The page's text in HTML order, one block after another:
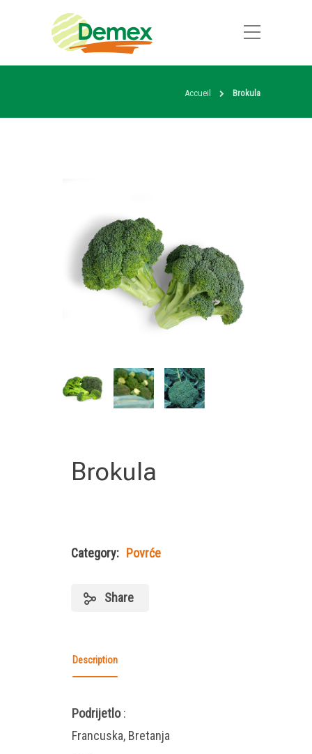
Accueil Brokula
Brokula
Category: Povrće
Share
Description
Podrijetlo:
Francuska, Bretanja